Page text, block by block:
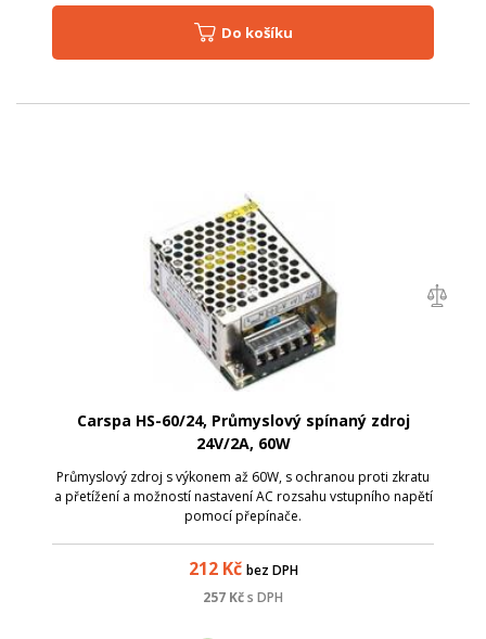
Do košíku
Carspa HS-60/24, Průmyslový spínaný zdroj
24V/2A, 60W
Průmyslový zdroj s výkonem až 60W, s ochranou proti zkratu
a přetížení a možností nastavení AC rozsahu vstupního napětí
pomocí přepínače.
212Kč bez DPH
257 Kčs DPH